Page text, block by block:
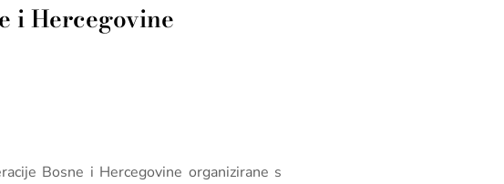
i Hercegovine
Bosne i Hercegovine organizirane s